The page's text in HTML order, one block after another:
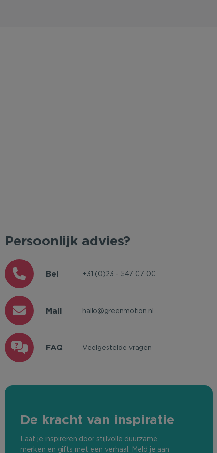
Persoonlijk advies?
Bel +31 (0)23 - 547 07 00
Mail hallo@greenmotion.nl
FAQ Veelgestelde vragen
De kracht van inspiratie
Laat je inspireren door stijlvolle duurzame
merken en gifts met een verhaal. Meld je aan